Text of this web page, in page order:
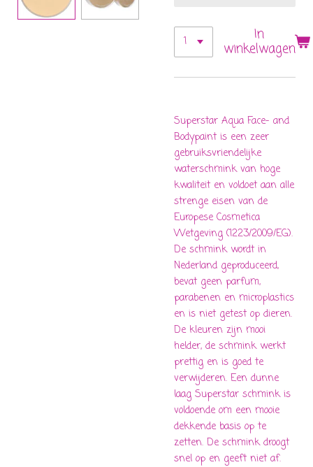
In
winkelwagen
Superstar Aqua Face- and
Bodypaint is een zeer
gebruiksvriendelijke
waterschmink van hoge
kwaliteit en voldoet aan alle
strenge eisen van de
Europese Cosmetica
Wetgeving (1223/2009/EG).
De schmink wordt in
Nederland geproduceerd,
bevat geen parfum,
parabenen en microplastics
en is niet getest op dieren.
De kleuren zijn mooi
helder, de schmink werkt
prettig en is goed te
verwijderen. Een dunne
laag Superstar schmink is
voldoende om een mooie
dekkende basis op te
zetten. De schmink droogt
snel op en geeft niet af.